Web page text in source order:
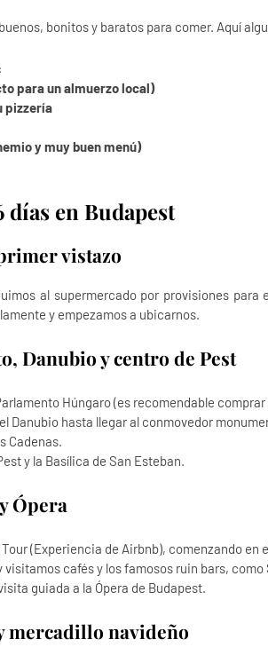
bonitos y baratos para comer. Aquí
para un almuerzo local)
pizzería
y muy buen menú)
días en Budapest
vistazo
al supermercado por provisiones para
y empezamos a ubicarnos.
Danubio y centro de Pest
Húngaro (es recomendable comprar
Danubio hasta llegar al conmovedor
Cadenas.
y la Basílica de San Esteban.
Ópera
(Experiencia de Airbnb), comenzando en
cafés y los famosos ruin bars, como
guiada a la Ópera de Budapest.
mercadillo navideño